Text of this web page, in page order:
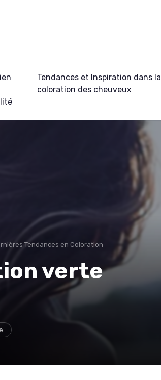
Tendances et Inspiration dans la
coloration des cheuveux
Tendances en Coloration
verte